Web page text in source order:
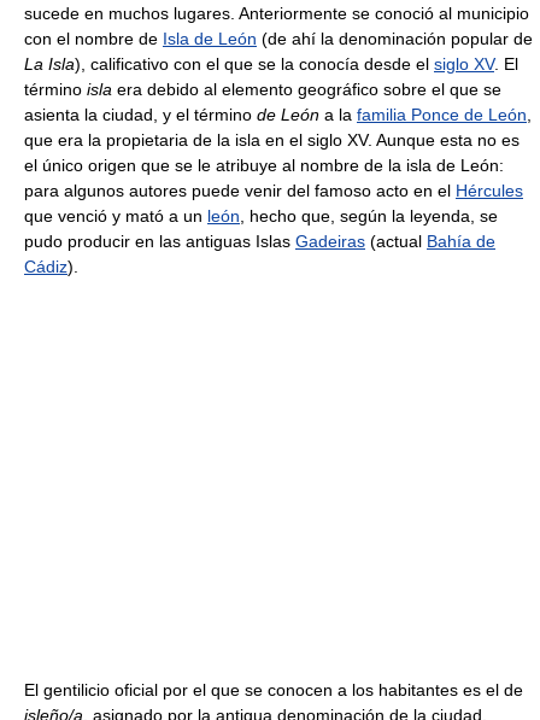
sucede en muchos lugares. Anteriormente se conoció al municipio
con el nombre de Isla de León (de ahí la denominación popular de
La Isla), calificativo con el que se la conocía desde el siglo XV. El
término isla era debido al elemento geográfico sobre el que se
asienta la ciudad, y el término de León a la familia Ponce de León
que era la propietaria de la isla en el siglo XV. Aunque esta no es
el único origen que se le atribuye al nombre de la isla de León:
para algunos autores puede venir del famoso acto en el Hércules
que venció y mató a un león , hecho que, según la leyenda, se
pudo producir en las antiguas Islas Gadeiras (actual Bahía de
Cádiz).
El gentilicio oficial por el que se conocen a los habitantes es el de
isleño/a , asignado por la antigua denominación de la ciudad.